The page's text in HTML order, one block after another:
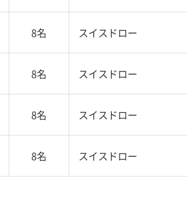
8名 スイスドロー
8名 スイスドロー
8名 スイスドロー
8名 スイスドロー